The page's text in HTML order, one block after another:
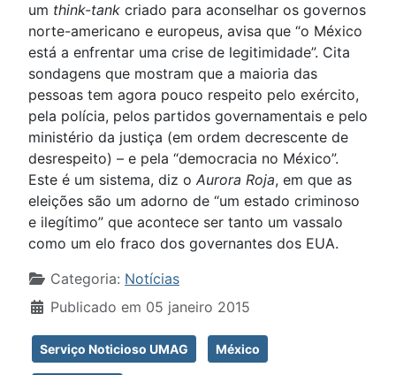
um think-tank criado para aconselhar os governos
norte-americano e europeus, avisa que “o México
está a enfrentar uma crise de legitimidade”. Cita
sondagens que mostram que a maioria das
pessoas tem agora pouco respeito pelo exército,
pela polícia, pelos partidos governamentais e pelo
ministério da justiça (em ordem decrescente de
desrespeito) – e pela “democracia no México”.
Este é um sistema, diz o Aurora Roja, em que as
eleições são um adorno de “um estado criminoso
e ilegítimo” que acontece ser tanto um vassalo
como um elo fraco dos governantes dos EUA.
Detalhes
Categoria: Notícias
Publicado em 05 janeiro 2015
Serviço Noticioso UMAG México